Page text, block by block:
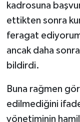
kadrosuna
ettikten sonra
feragat
ancak daha
bildirdi.
Buna rağmen
edilmediğini
yönetiminin